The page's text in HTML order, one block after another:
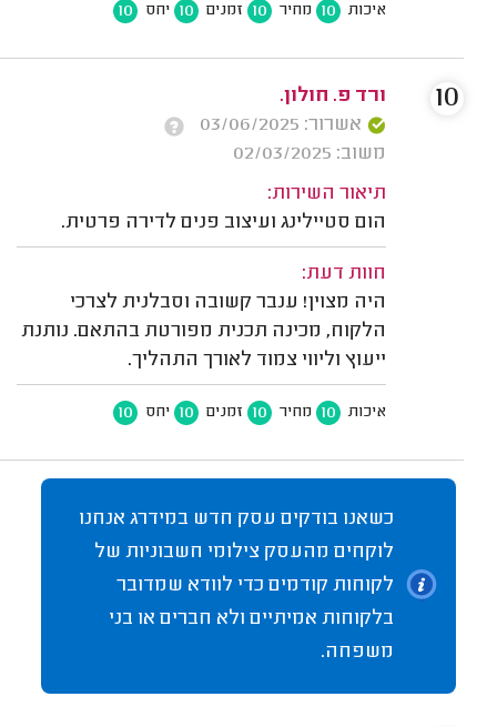
איכות 10 מחיר 10 זמנים 10 יחס 10
ורד פ. חולון.
אשרור: 03/06/2025
משוב: 02/03/2025
תיאור השירות:
הום סטיילינג ועיצוב פנים לדירה פרטית.
חוות דעת:
היה מצוין! ענבר קשובה וסבלנית לצרכי
הלקוח, מכינה תכנית מפורטת בהתאם. נותנת
ייעוץ וליווי צמוד לאורך התהליך.
איכות 10 מחיר 10 זמנים 10 יחס 10
10
כשאנו בודקים עסק חדש במידרג אנחנו
לוקחים מהעסק צילומי חשבוניות של
לקוחות קודמים כדי לוודא שמדובר
בלקוחות אמיתיים ולא חברים או בני
משפחה.